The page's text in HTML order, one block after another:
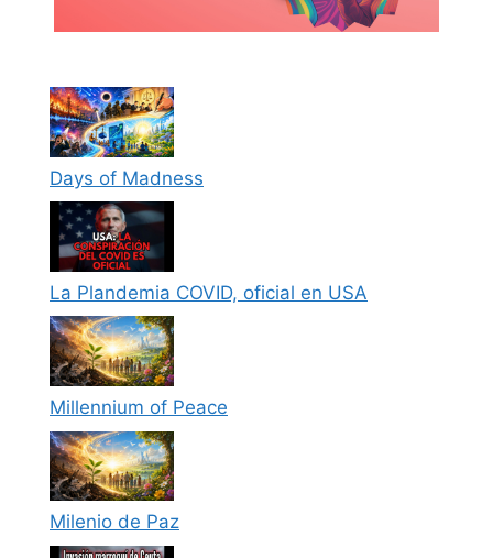
Days of Madness
La Plandemia COVID, oficial en USA
Millennium of Peace
Milenio de Paz